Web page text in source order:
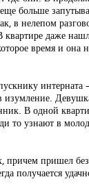
больше
в нелепом
даже
время и она
интерната
В одной
то узнают в
причем пришел
получается